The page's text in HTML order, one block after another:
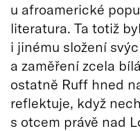
u afroamerické
literatura. Ta totiž
i jinému složení
a zaměření zcela
ostatně Ruff hned
reflektuje, když
s otcem právě nad